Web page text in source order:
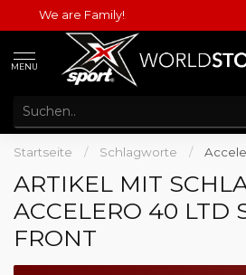
We are Family!
MENU
Startseite / Schlagworte /
ARTIKEL MIT
ACCELERO 40 LTD
FRONT